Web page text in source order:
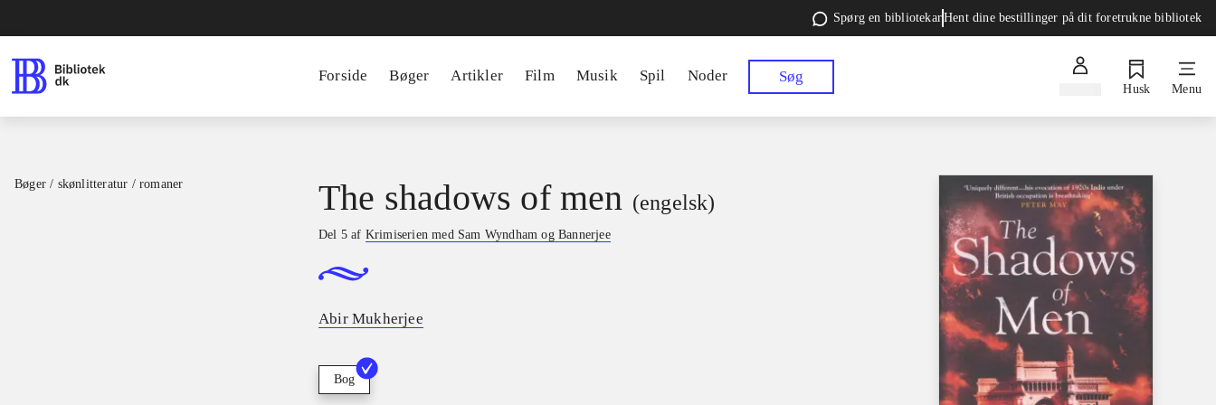
Spørg en bibliotekarHent dine bestillinger på dit foretrukne bibliotek
Forside Bøger Artikler Film Musik Spil Noder Søg
Husk Menu
Bøger / skønlitteratur / romaner The shadows of men (engelsk)
Del 5 af Krimiserien med Sam Wyndham og Bannerjee
Abir Mukherjee
Bog